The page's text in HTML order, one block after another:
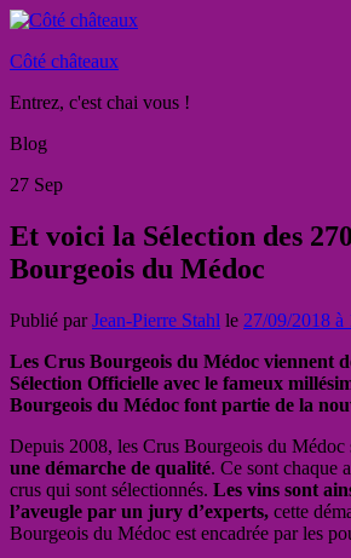
Côté châteaux
Entrez, c'est chai vous !
Blog
27 Sep
Et voici la Sélection des
Bourgeois du Médoc
Publié parJean-Pierre Stahl le 27/09/2018 à
Les Crus Bourgeois du Médoc viennent
Sélection Officielle avec le fameux
Bourgeois du Médoc font partie de la
Depuis 2008, les Crus Bourgeois du Médoc
une démarche de qualité. Ce sont chaque
crus qui sont sélectionnés. Les vins sont
l’aveugle par un jury d’experts, cette
Bourgeois du Médoc est encadrée par les